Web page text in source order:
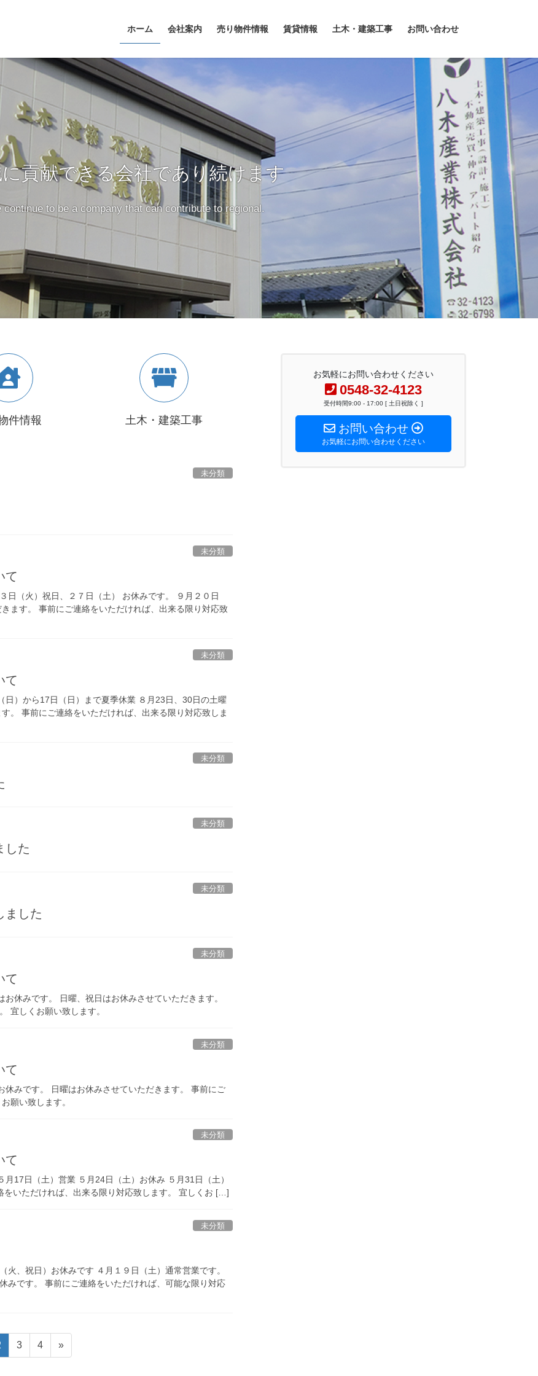
ホーム 会社案内 売り物件情報 賃貸情報 土木・建築工事 お問い合わせ
貢献できる会社であり続けます
continue to be a company that can contribute to regional.
件情報 土木・建築工事
未分類
未分類
て
日（火）祝日、２７日（土） お休みです。 ９月２０日
ます。 事前にご連絡をいただければ、出来る限り対応致
未分類
て
）から17日（日）まで夏季休業 ８月23日、30日の土曜
。 事前にご連絡をいただければ、出来る限り対応致しま
未分類
未分類
した
未分類
ました
未分類
て
休みです。 日曜、祝日はお休みさせていただきます。
宜しくお願い致します。
未分類
て
みです。 日曜はお休みさせていただきます。 事前にご
願い致します。
未分類
て
17日（土）営業 ５月24日（土）お休み ５月31日（土）
いただければ、出来る限り対応致します。 宜しくお […]
未分類
、祝日）お休みです ４月１９日（土）通常営業です。
みです。 事前にご連絡をいただければ、可能な限り対応
固
定
3
固
定
4 »
お気軽にお問い合わせください
0548-32-4123
受付時間9:00 - 17:00 [ 土日祝除く ]
お問い合わせ
お気軽にお問い合わせください